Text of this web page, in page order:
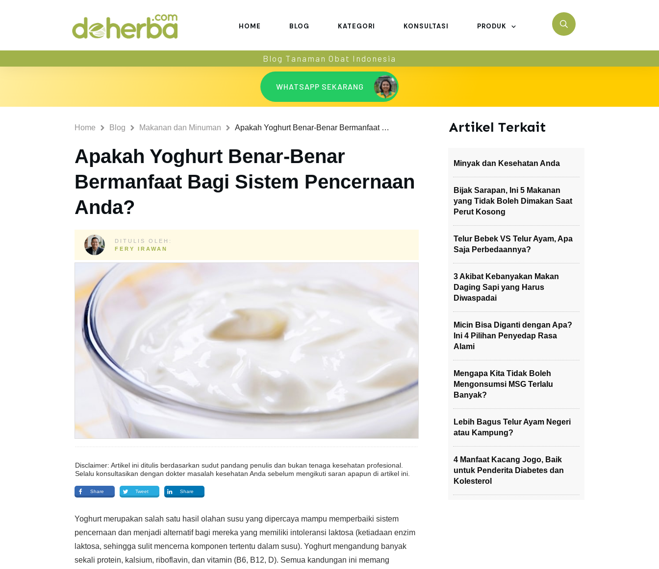
HOME BLOG KATEGORI KONSULTASI PRODUK
Blog Tanaman Obat Indonesia
WHATSAPP SEKARANG
Home Blog Makanan dan Minuman Apakah Yoghurt Benar-Benar Bermanfaat Bagi Sistem Pencernaan Anda?
Apakah Yoghurt Benar-Benar
Bermanfaat Bagi Sistem Pencernaan
Anda?
DITULIS OLEH:
FERY IRAWAN
Disclaimer: Artikel ini ditulis berdasarkan sudut pandang penulis dan bukan tenaga kesehatan profesional.
Selalu konsultasikan dengan dokter masalah kesehatan Anda sebelum mengikuti saran apapun di artikel ini.
Share Tweet Share
Yoghurt merupakan salah satu hasil olahan susu yang dipercaya mampu memperbaiki sistem
pencernaan dan menjadi alternatif bagi mereka yang memiliki intoleransi laktosa (ketiadaan enzim
laktosa, sehingga sulit mencerna komponen tertentu dalam susu). Yoghurt mengandung banyak
sekali protein, kalsium, riboflavin, dan vitamin (B6, B12, D). Semua kandungan ini memang
Artikel Terkait
Minyak dan Kesehatan Anda
Bijak Sarapan, Ini 5 Makanan
yang Tidak Boleh Dimakan Saat
Perut Kosong
Telur Bebek VS Telur Ayam, Apa
Saja Perbedaannya?
3 Akibat Kebanyakan Makan
Daging Sapi yang Harus
Diwaspadai
Micin Bisa Diganti dengan Apa?
Ini 4 Pilihan Penyedap Rasa
Alami
Mengapa Kita Tidak Boleh
Mengonsumsi MSG Terlalu
Banyak?
Lebih Bagus Telur Ayam Negeri
atau Kampung?
4 Manfaat Kacang Jogo, Baik
untuk Penderita Diabetes dan
Kolesterol